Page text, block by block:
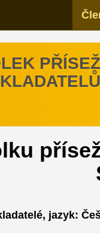
jazyk: